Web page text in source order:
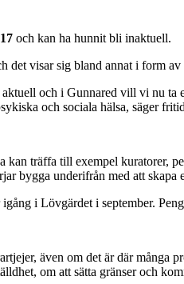
och kan ha hunnit bli inaktuell.
det visar sig bland annat i form
och i Gunnared vill vi nu ta
och sociala hälsa, säger
kan träffa till exempel kuratorer,
bygga underifrån med att
igång i Lövgärdet i september.
även om det är där
om att sätta gränser och